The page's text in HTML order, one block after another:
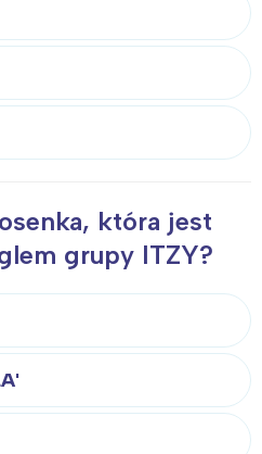
która jest
grupy ITZY?